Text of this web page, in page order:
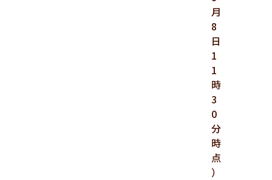
月
8
日
1
1
時
3
0
分
時
点
）